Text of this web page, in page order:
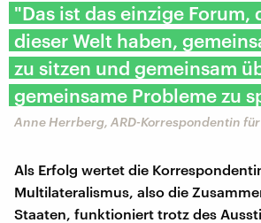
"Das ist das einzige Forum,
dieser Welt haben,
zu sitzen und gemeinsam
gemeinsame Probleme zu
Anne Herrberg, ARD-Korrespondentin
Als Erfolg wertet die
Multilateralismus, also die
Staaten, funktioniert trotz des